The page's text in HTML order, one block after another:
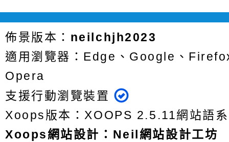
佈景版本： neilchjh2023
適用瀏覽器：Edge、Google、
Opera
支援行動瀏覽裝置
Xoops版本：XOOPS 2.5.11網站語
Xoops網站設計 ： Neil網站設計工坊